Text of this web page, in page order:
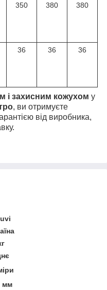
350 380 380
36 36 36
і захисним кожухом у
, ви отримуєте
від виробника,
мм